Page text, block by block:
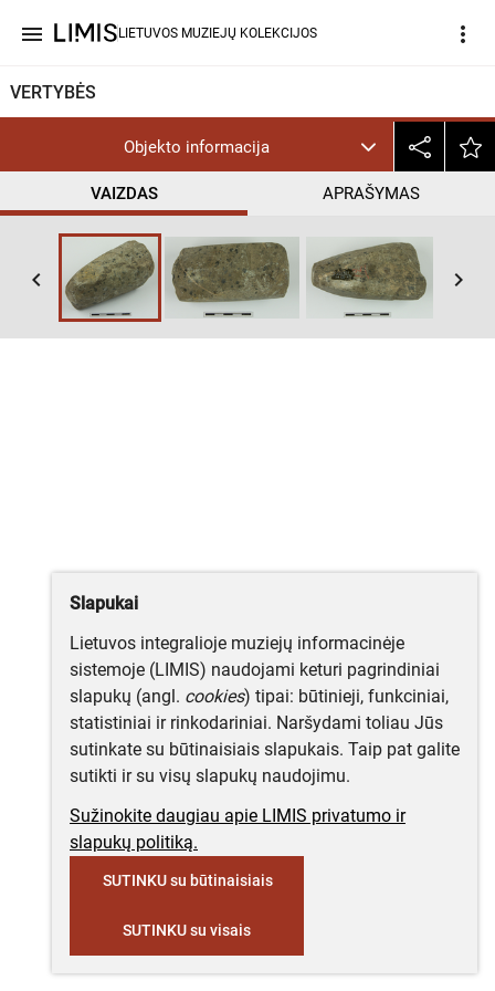
menu LIETUVOS MUZIEJŲ KOLEKCIJOS more_vert
VERTYBĖS
Objekto informacija
VAIZDAS APRAŠYMAS
keyboard_arrow_left keyboard_arrow_right
Slapukai
Lietuvos integralioje muziejų informacinėje
sistemoje (LIMIS) naudojami keturi pagrindiniai
slapukų (angl. cookies) tipai: būtinieji, funkciniai,
statistiniai ir rinkodariniai. Naršydami toliau Jūs
sutinkate su būtinaisiais slapukais. Taip pat galite
sutikti ir su visų slapukų naudojimu.
Sužinokite daugiau apie LIMIS privatumo ir
slapukų politiką.
SUTINKU su būtinaisiais
SUTINKU su visais